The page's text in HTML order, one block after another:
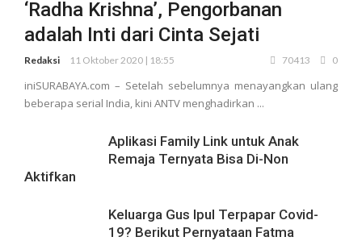
‘Radha Krishna’, Pengorbanan
adalah Inti dari Cinta Sejati
Redaksi 11 Oktober 2020 | 18:55 70413 0
iniSURABAYA.com – Setelah sebelumnya menayangkan ulang
beberapa serial India, kini ANTV menghadirkan ...
Aplikasi Family Link untuk Anak
Remaja Ternyata Bisa Di-Non
Aktifkan
Keluarga Gus Ipul Terpapar Covid-
19? Berikut Pernyataan Fatma